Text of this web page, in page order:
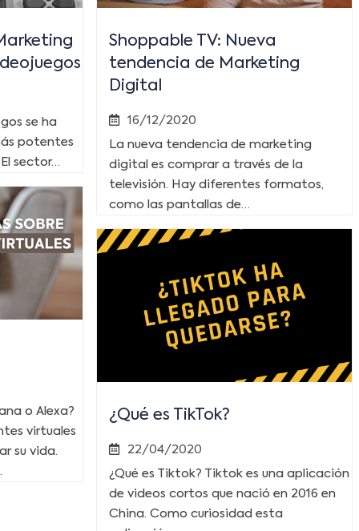
se ha
potentes
sector…
Shoppable TV: Nueva
tendencia de Marketing
Digital
16/12/2020
La nueva tendencia de marketing
digital es comprar a través de la
televisión. Hay diferentes formatos,
como las pantallas de…
o Alexa?
virtuales
su vida.
¿Qué es TikTok?
22/04/2020
¿Qué es Tiktok? Tiktok es una aplicación
de videos cortos que nació en 2016 en
China. Como curiosidad esta